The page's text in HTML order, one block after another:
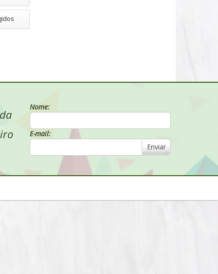
Nome:
E-mail:
Enviar